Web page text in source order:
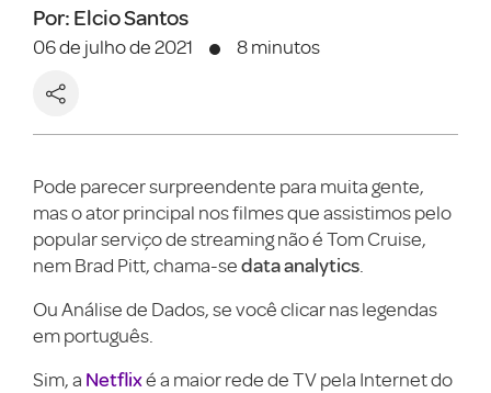
Por: Elcio Santos
06 de julho de 2021 8 minutos
Pode parecer surpreendente para muita gente,
mas o ator principal nos filmes que assistimos pelo
popular serviço de streaming não é Tom Cruise,
nem Brad Pitt, chama-se data analytics.
Ou Análise de Dados, se você clicar nas legendas
em português.
Sim, a Netflixé a maior rede de TV pela Internet do